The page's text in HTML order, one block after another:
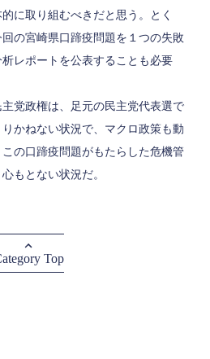
に取り組むべきだと思う。とく
の宮崎県口蹄疫問題を１つの失敗
レポートを公表することも必要
党政権は、足元の民主党代表選で
かねない状況で、マクロ政策も動
の口蹄疫問題がもたらした危機管
もとない状況だ。
Top